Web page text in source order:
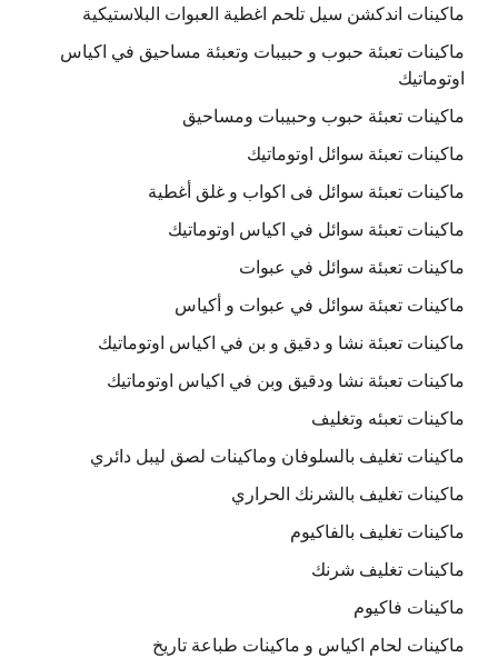
ماكينات اندكشن سيل تلحم اغطية العبوات البلاستيكية
ماكينات تعبئة حبوب و حبيبات وتعبئة مساحيق في اكياس
اوتوماتيك
ماكينات تعبئة حبوب وحبيبات ومساحيق
ماكينات تعبئة سوائل اوتوماتيك
ماكينات تعبئة سوائل فى اكواب و غلق أغطية
ماكينات تعبئة سوائل في اكياس اوتوماتيك
ماكينات تعبئة سوائل في عبوات
ماكينات تعبئة سوائل في عبوات و أكياس
ماكينات تعبئة نشا و دقيق و بن في اكياس اوتوماتيك
ماكينات تعبئة نشا ودقيق وبن في اكياس اوتوماتيك
ماكينات تعبئه وتغليف
ماكينات تغليف بالسلوفان وماكينات لصق ليبل دائري
ماكينات تغليف بالشرنك الحراري
ماكينات تغليف بالفاكيوم
ماكينات تغليف شرنك
ماكينات فاكيوم
ماكينات لحام اكياس و ماكينات طباعة تاريخ